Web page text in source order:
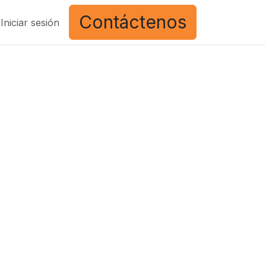
Iniciar sesión Contáctenos